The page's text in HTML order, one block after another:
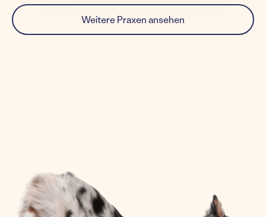
Weitere Praxen ansehen